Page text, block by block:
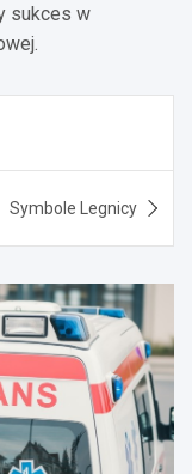
sukces w
Symbole Legnicy